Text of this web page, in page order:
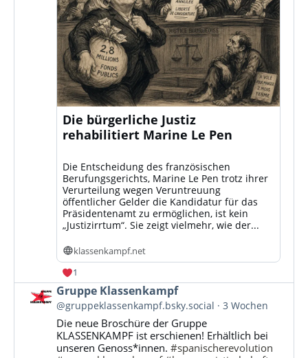
Die bürgerliche Justiz
rehabilitiert Marine Le Pen
Die Entscheidung des französischen
Berufungsgerichts, Marine Le Pen trotz ihrer
Verurteilung wegen Veruntreuung
öffentlicher Gelder die Kandidatur für das
Präsidentenamt zu ermöglichen, ist kein
„Justizirrtum“. Sie zeigt vielmehr, wie der...
klassenkampf.net
1
Beitrag
von
Gruppe
Klassenkampf
Gruppe Klassenkampf
@gruppeklassenkampf.bsky.social 3 Wochen
Die neue Broschüre der Gruppe
KLASSENKAMPF ist erschienen! Erhältlich bei
unseren Genoss*innen.#spanischerevolution